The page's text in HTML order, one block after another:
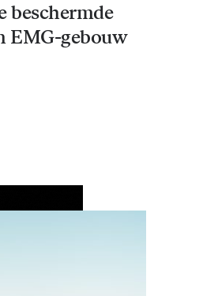
beschermde
EMG-gebouw